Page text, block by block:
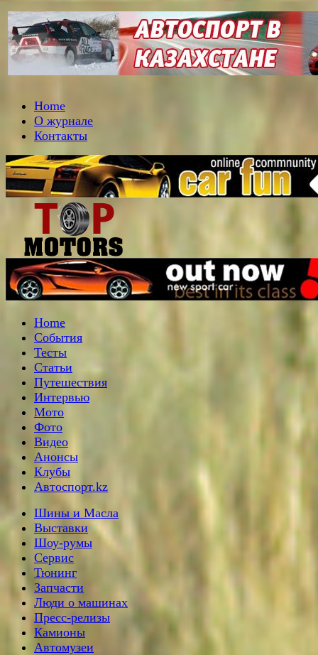
Home
О журнале
Контакты
Home
События
Тесты
Статьи
Путешествия
Интервью
Мото
Фото
Видео
Анонсы
Клубы
Автоспорт.kz
Шины и Масла
Выставки
Шоу-румы
Сервис
Тюнинг
Запчасти
Люди о машинах
Пресс-релизы
Камионы
Автомузеи